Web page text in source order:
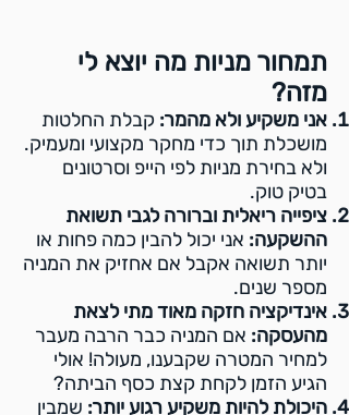
תמחור מניות מה יוצא לי
מזה?
אני משקיע ולא מהמר: קבלת החלטות
מושכלת תוך כדי מחקר מקצועי ומעמיק.
ולא בחירת מניות לפי הייפ וסרטונים
בטיק טוק.
ציפייה ריאלית וברורה לגבי תשואת
ההשקעה: אני יכול להבין כמה פחות או
יותר תשואה אקבל אם אחזיק את המניה
מספר שנים.
אינדיקציה חזקה מאוד מתי לצאת
מהעסקה: אם המניה כבר הרבה מעבר
למחיר המטרה שקבענו, מעולה! אולי
הגיע הזמן לקחת קצת כסף הביתה?
היכולת להיות משקיע רגוע יותר: שמבין